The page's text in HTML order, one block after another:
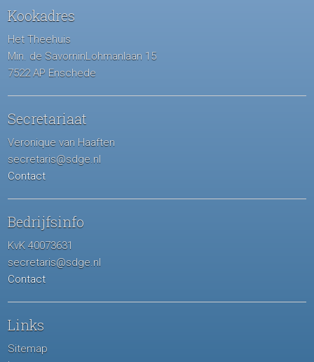
Kookadres
Het Theehuis
Min. de SavorninLohmanlaan 15
7522 AP Enschede
Secretariaat
Veronique van Haaften
secretaris@sdge.nl
Contact
Bedrijfsinfo
KvK 40073631
secretaris@sdge.nl
Contact
Links
Sitemap